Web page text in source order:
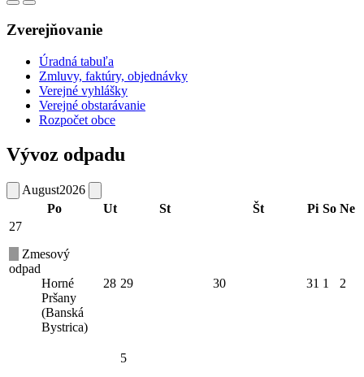
Zverejňovanie
Úradná tabuľa
Zmluvy, faktúry, objednávky
Verejné vyhlášky
Verejné obstarávanie
Rozpočet obce
Vývoz odpadu
August2026
Po
Ut St Št Pi So Ne
27
Zmesový
odpad
Horné
Pršany
(Banská
Bystrica)
28 29 30 31 1 2
5